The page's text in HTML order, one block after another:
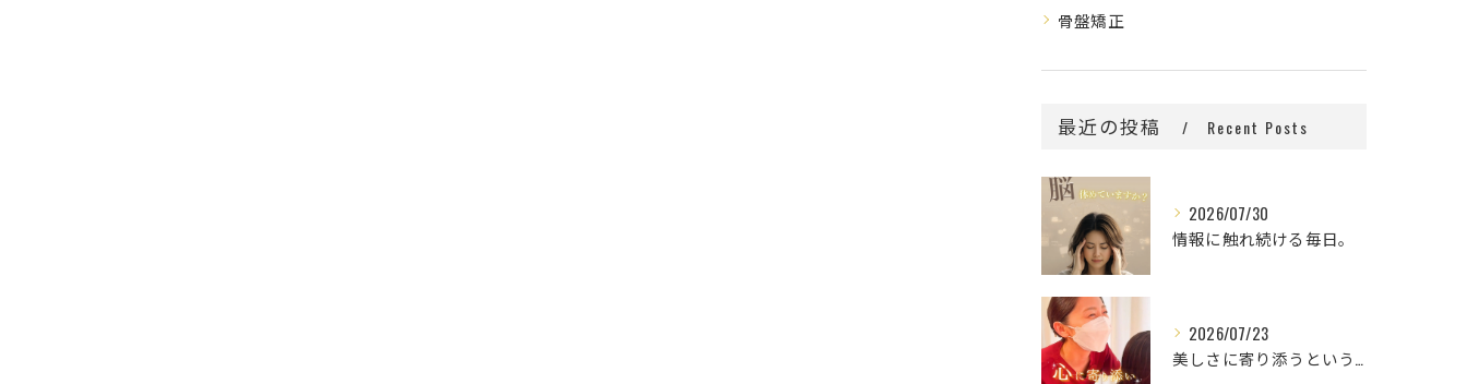
骨盤矯正
最近の投稿 Recent Posts
2026/07/30
情報に触れ続ける毎日。
2026/07/23
美しさに寄り添うということ。